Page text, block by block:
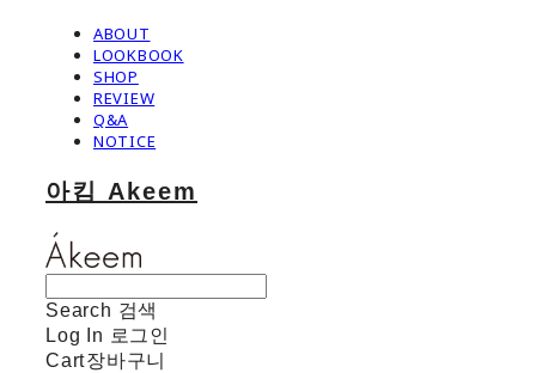
ABOUT
LOOKBOOK
SHOP
REVIEW
Q&A
NOTICE
아킴 Akeem
Search 검색
Log In 로그인
Cart장바구니